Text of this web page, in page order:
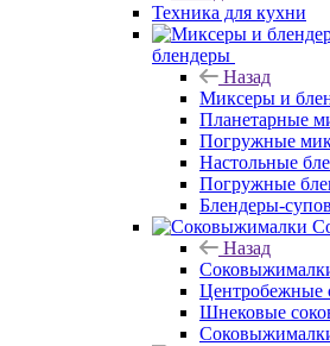
Техника для кухни
блендеры
Назад
Миксеры и
Планетарные
Погружные
Настольные
Погружные
Блендеры-
Назад
Центробежные
Шнековые